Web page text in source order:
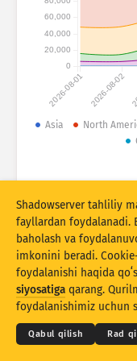
Bu boʻyicha guruhlash
Stacking
Yangilash
PNG sifatida yuklab
IoT qurilmalar raqamli
Yevropa Ittifoqining
moliyalashtiriladi.
2026-08-01 2026-08-02
0
20,000
40,000
60,000
Asia North
© 2026THE
Maxfiylik va
Shadowserver tahliliy
fayllardan foydalanadi.
baholash va
imkonini beradi.
foydalanishi haqida
siyosatiga qarang.
foydalanishimiz uchun
Qabul qilish Rad